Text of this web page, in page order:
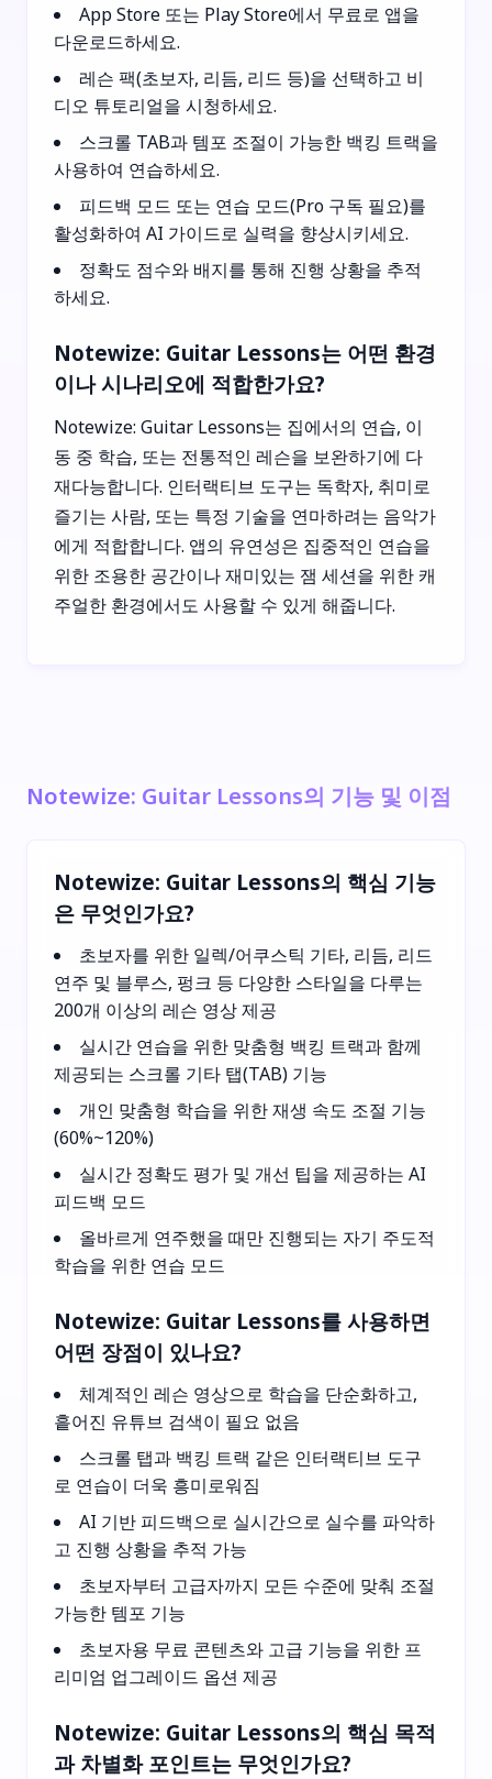
App Store 또는 Play Store에서 무료로 앱을
다운로드하세요.
레슨 팩(초보자, 리듬, 리드 등)을 선택하고 비
디오 튜토리얼을 시청하세요.
스크롤 TAB과 템포 조절이 가능한 백킹 트랙을
사용하여 연습하세요.
피드백 모드 또는 연습 모드(Pro 구독 필요)를
활성화하여 AI 가이드로 실력을 향상시키세요.
정확도 점수와 배지를 통해 진행 상황을 추적
하세요.
Notewize: Guitar Lessons는 어떤 환경
이나 시나리오에 적합한가요?
Notewize: Guitar Lessons는 집에서의 연습, 이
동 중 학습, 또는 전통적인 레슨을 보완하기에 다
재다능합니다. 인터랙티브 도구는 독학자, 취미로
즐기는 사람, 또는 특정 기술을 연마하려는 음악가
에게 적합합니다. 앱의 유연성은 집중적인 연습을
위한 조용한 공간이나 재미있는 잼 세션을 위한 캐
주얼한 환경에서도 사용할 수 있게 해줍니다.
Notewize: Guitar Lessons의 기능 및 이점
Notewize: Guitar Lessons의 핵심 기능
은 무엇인가요?
초보자를 위한 일렉/어쿠스틱 기타, 리듬, 리드
연주 및 블루스, 펑크 등 다양한 스타일을 다루는
200개 이상의 레슨 영상 제공
실시간 연습을 위한 맞춤형 백킹 트랙과 함께
제공되는 스크롤 기타 탭(TAB) 기능
개인 맞춤형 학습을 위한 재생 속도 조절 기능
(60%~120%)
실시간 정확도 평가 및 개선 팁을 제공하는 AI
피드백 모드
올바르게 연주했을 때만 진행되는 자기 주도적
학습을 위한 연습 모드
Notewize: Guitar Lessons를 사용하면
어떤 장점이 있나요?
체계적인 레슨 영상으로 학습을 단순화하고,
흩어진 유튜브 검색이 필요 없음
스크롤 탭과 백킹 트랙 같은 인터랙티브 도구
로 연습이 더욱 흥미로워짐
AI 기반 피드백으로 실시간으로 실수를 파악하
고 진행 상황을 추적 가능
초보자부터 고급자까지 모든 수준에 맞춰 조절
가능한 템포 기능
초보자용 무료 콘텐츠와 고급 기능을 위한 프
리미엄 업그레이드 옵션 제공
Notewize: Guitar Lessons의 핵심 목적
과 차별화 포인트는 무엇인가요?